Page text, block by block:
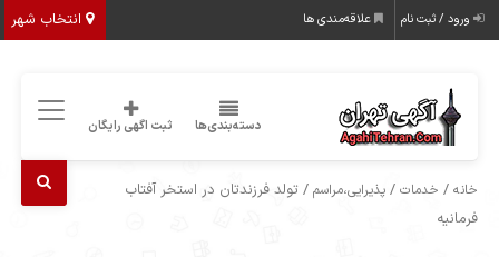
انتخاب شهر ورود / ثبت نام علاقه‌مندی ها
دسته‌بندی‌ها ثبت اگهی رایگان
خانه / خدمات /پذیرایی،مراسم / تولد فرزندتان در استخر آفتاب
فرمانیه